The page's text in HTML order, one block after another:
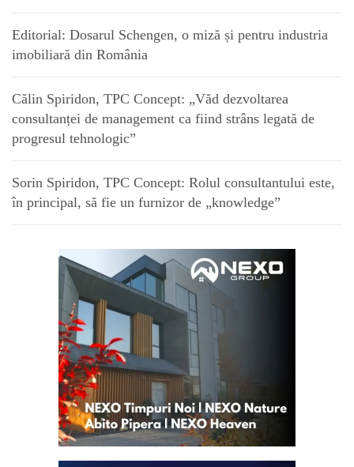
Editorial: Dosarul Schengen, o miză și pentru industria
imobiliară din România
Călin Spiridon, TPC Concept: „Văd dezvoltarea
consultanței de management ca fiind strâns legată de
progresul tehnologic”
Sorin Spiridon, TPC Concept: Rolul consultantului este,
în principal, să fie un furnizor de „knowledge”